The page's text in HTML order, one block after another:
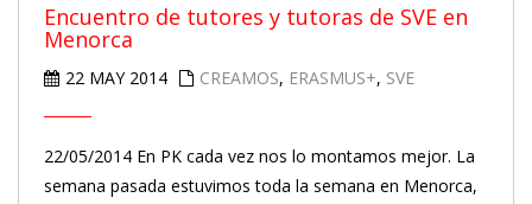
Encuentro de tutores y tutoras de SVE en
Menorca
22 MAY 2014 CREAMOS, ERASMUS+, SVE
22/05/2014 En PK cada vez nos lo montamos mejor. La
semana pasada estuvimos toda la semana en Menorca,